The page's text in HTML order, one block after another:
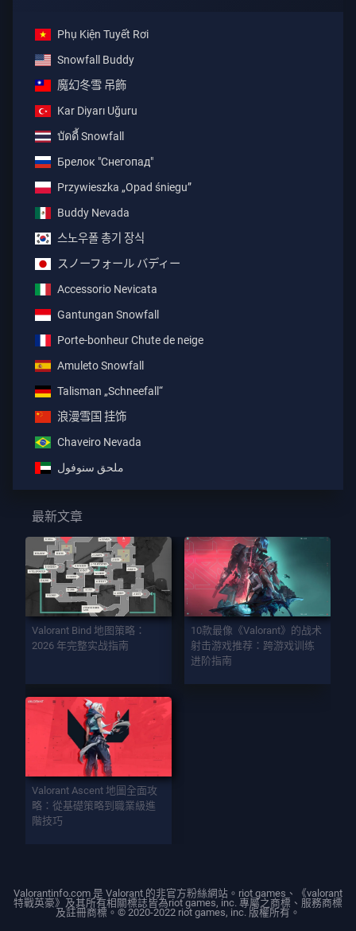
Phụ Kiện Tuyết Rơi
Snowfall Buddy
魔幻冬雪 吊飾
Kar Diyarı Uğuru
บัดดี้ Snowfall
Брелок "Снегопад"
Przywieszka „Opad śniegu”
Buddy Nevada
스노우폴 총기 장식
スノーフォール バディー
Accessorio Nevicata
Gantungan Snowfall
Porte-bonheur Chute de neige
Amuleto Snowfall
Talisman „Schneefall“
浪漫雪国 挂饰
Chaveiro Nevada
ملحق سنوفول
最新文章
Valorant Bind 地图策略：
2026 年完整实战指南
10款最像《Valorant》的战术
射击游戏推荐：跨游戏训练
进阶指南
Valorant Ascent 地圖全面攻
略：從基礎策略到職業級進
階技巧
Valorantinfo.com 是 Valorant 的非官方粉絲網站。riot games、《valorant
特戰英豪》及其所有相關標誌皆為riot games, inc. 專屬之商標、服務商標
及註冊商標。© 2020-2022 riot games, inc. 版權所有。